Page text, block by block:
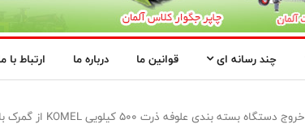
چند رسانه ای قوانین ما درباره ما ارتباط با
خروج دستگاه بسته بندی علوفه ذرت 500 کیلویی KOMEL از گمرک بازرگان ایران